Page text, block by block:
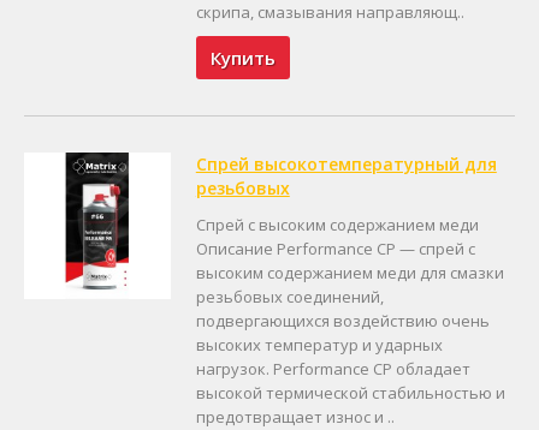
скрипа, смазывания направляющ..
Купить
Спрей высокотемпературный для
резьбовых
Спрей с высоким содержанием меди
Описание Performance CP — спрей с
высоким содержанием меди для смазки
резьбовых соединений,
подвергающихся воздействию очень
высоких температур и ударных
нагрузок. Performance CP обладает
высокой термической стабильностью и
предотвращает износ и ..